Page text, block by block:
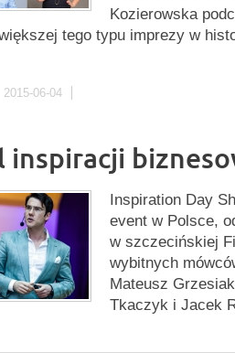
Kozierowska
tego typu imprezy w
2015-06-04
inspiracji
Inspiration Day
event w Polsce,
w szczecińskiej
wybitnych
Mateusz
Tkaczyk i Jacek